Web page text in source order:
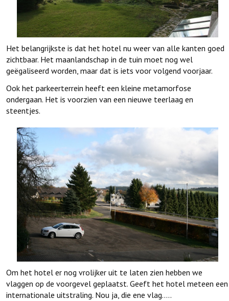
Het belangrijkste is dat het hotel nu weer van alle kanten goed
zichtbaar. Het maanlandschap in de tuin moet nog wel
geëgaliseerd worden, maar dat is iets voor volgend voorjaar.
Ook het parkeerterrein heeft een kleine metamorfose
ondergaan. Het is voorzien van een nieuwe teerlaag en
steentjes.
Om het hotel er nog vrolijker uit te laten zien hebben we
vlaggen op de voorgevel geplaatst. Geeft het hotel meteen een
internationale uitstraling. Nou ja, die ene vlag…..